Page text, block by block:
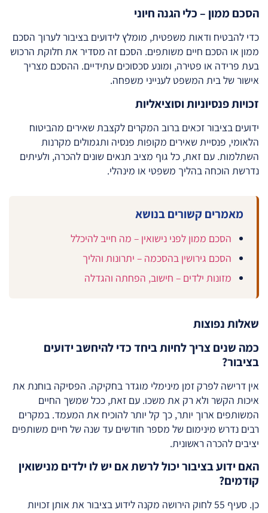
הסכם ממון – כלי הגנה חיוני
כדי להבטיח ודאות משפטית, מומלץ לידועים בציבור לערוך הסכם
ממון או הסכם חיים משותפים. הסכם זה מסדיר את חלוקת הרכוש
בעת פרידה או פטירה, ומונע סכסוכים עתידיים. ההסכם מצריך
אישור של בית המשפט לענייני משפחה.
זכויות פנסיוניות וסוציאליות
ידועים בציבור זכאים ברוב המקרים לקצבת שאירים מהביטוח
הלאומי, פנסיית שאירים מקופות פנסיה ותגמולים מקרנות
השתלמות. עם זאת, כל גוף מציב תנאים שונים להכרה, ולעיתים
נדרשת הוכחה בהליך משפטי או מינהלי.
מאמרים קשורים בנושא
הסכם ממון לפני נישואין – מה חייב להיכלל
הסכם גירושין בהסכמה – יתרונות והליך
מזונות ילדים – חישוב, הפחתה והגדלה
שאלות נפוצות
כמה שנים צריך לחיות ביחד כדי להיחשב ידועים
בציבור?
אין דרישה לפרק זמן מינימלי מוגדר בחקיקה. הפסיקה בוחנת את
איכות הקשר ולא רק את משכו. עם זאת, ככל שמשך החיים
המשותפים ארוך יותר, כך קל יותר להוכיח את המעמד. במקרים
רבים נדרש מינימום של מספר חודשים עד שנה של חיים משותפים
יציבים להכרה ראשונית.
האם ידוע בציבור יכול לרשת אם יש לו ילדים מנישואין
קודמים?
כן. סעיף 55 לחוק הירושה מקנה לידוע בציבור את אותן זכויות